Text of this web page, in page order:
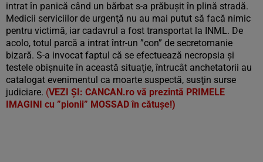
intrat în panică când un bărbat s-a prăbuşit în plină stradă.
Medicii serviciilor de urgenţă nu au mai putut să facă nimic
pentru victimă, iar cadavrul a fost transportat la INML. De
acolo, totul parcă a intrat într-un ”con” de secretomanie
bizară. S-a invocat faptul că se efectuează necropsia şi
testele obişnuite în această situaţie, întrucât anchetatorii au
catalogat evenimentul ca moarte suspectă, susţin surse
judiciare. (VEZI ŞI: CANCAN.ro vă prezintă PRIMELE
IMAGINI cu ”pionii” MOSSAD în cătuşe!)